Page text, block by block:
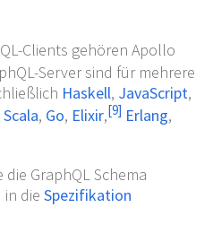
Clients gehören Apollo
Server sind für mehrere
Haskell, JavaScript,
Scala, Go, Elixir,[9] Erlang,
GraphQL Schema
in die Spezifikation